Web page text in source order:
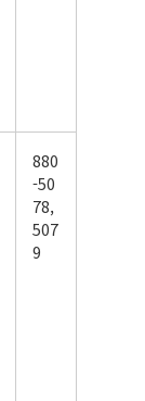
880
-50
78,
507
9